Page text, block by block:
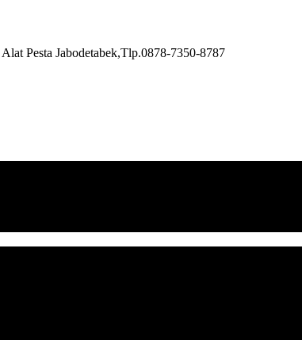
Alat Pesta Jabodetabek,Tlp.0878-7350-8787